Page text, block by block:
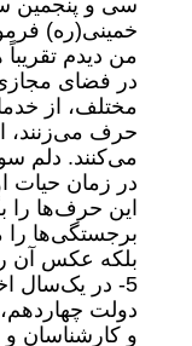
سی‌ و پنجمین
خمینی(ره)
من دیدم
در فضای
مختلف، از
حرف می‌زنند،
می‌کنند. دلم
در زمان حیات
این حرف‌ها را
برجستگی‌ها را
بلکه عکس آن
5- در یک‌سال
دولت
و کارشناسان